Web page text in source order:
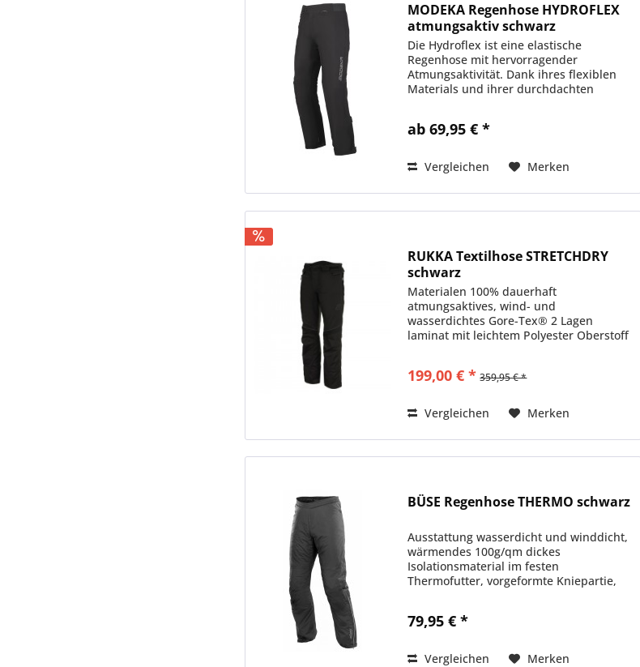
MODEKA Regenhose HYDROFLEX
atmungsaktiv schwarz
Die Hydroflex ist eine elastische
Regenhose mit hervorragender
Atmungsaktivität. Dank ihres flexiblen
Materials und ihrer durchdachten
Innenhose oder über der...
ab 69,95 € *
Vergleichen Merken
RUKKA Textilhose STRETCHDRY
schwarz
Materialen 100% dauerhaft
atmungsaktives, wind- und
wasserdichtes Gore-Tex® 2 Lagen
laminat mit leichtem Polyester Oberstoff
Verstellbarkeit und Paßform Langer
199,00 € * 359,95 € *
Vergleichen Merken
BÜSE Regenhose THERMO schwarz
Ausstattung wasserdicht und winddicht,
wärmendes 100g/qm dickes
Isolationsmaterial im festen
Thermofutter, vorgeformte Kniepartie,
Reißverschlüsse an den Waden,
79,95 € *
Vergleichen Merken